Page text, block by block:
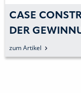
CASE
DER
zum Artikel